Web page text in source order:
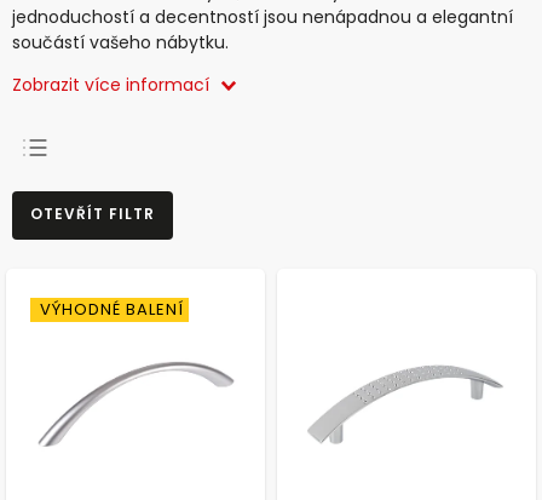
jednoduchostí a decentností jsou nenápadnou a elegantní
součástí vašeho nábytku.
Zobrazit více informací
NEJPRODÁVANĚJŠÍ
NEJLEVNĚJŠÍ
ABECEDNĚ
OTEVŘÍT FILTR
VÝHODNÉ BALENÍ